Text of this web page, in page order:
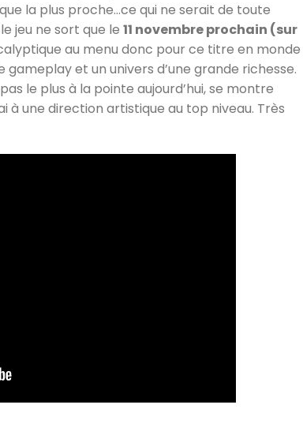
la plus proche…ce qui ne serait de toute
jeu ne sort que le 11 novembre prochain (sur
au menu donc pour ce titre en monde
et un univers d’une grande richesse.
le plus à la pointe aujourd’hui, se montre
une direction artistique au top niveau. Très